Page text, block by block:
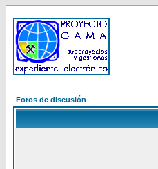
Foros de discusión